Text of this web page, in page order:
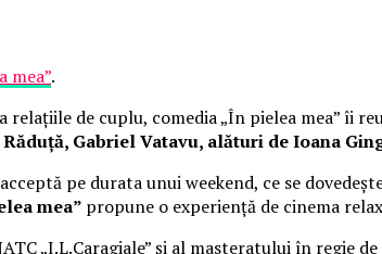
mea”.
de cuplu, comedia „În pielea mea” îi
Gabriel Vatavu, alături de Ioana
pe durata unui weekend, ce se
mea” propune o experiență de cinema
„I.L.Caragiale” și al masteratului în regie